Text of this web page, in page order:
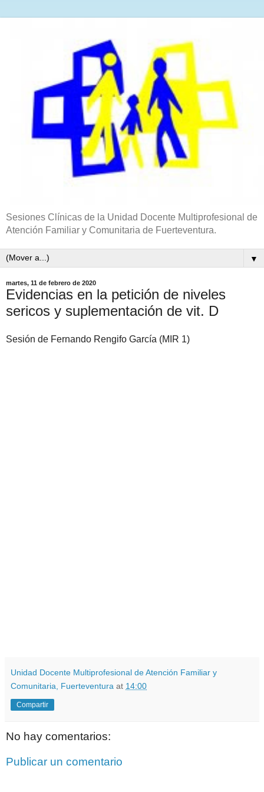
Sesiones Clínicas de la Unidad Docente Multiprofesional de
Atención Familiar y Comunitaria de Fuerteventura.
▼
martes, 11 de febrero de 2020
Evidencias en la petición de niveles
sericos y suplementación de vit. D
Sesión de Fernando Rengifo García (MIR 1)
Unidad Docente Multiprofesional de Atención Familiar y
Comunitaria, Fuerteventura at 14:00
Compartir
No hay comentarios:
Publicar un comentario